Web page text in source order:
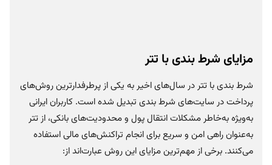
مزایای شرط بندی با تتر
شرط بندی با تتر در سال‌های اخیر به یکی از پرطرفدارترین روش‌های
پرداخت در سایت‌های شرط بندی تبدیل شده است. کاربران ایرانی
به‌ویژه به‌خاطر مشکلات انتقال پول و محدودیت‌های بانکی، از تتر
به‌عنوان راهی امن و سریع برای انجام تراکنش‌های مالی استفاده
می‌کنند. برخی از مهم‌ترین مزایای این روش عبارت‌اند از: